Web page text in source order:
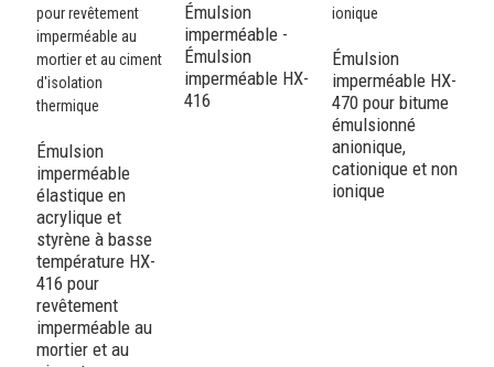
Émulsion
imperméable
élastique en
acrylique et
styrène à basse
température HX-
416 pour
revêtement
imperméable au
mortier et au
Émulsion
imperméable -
Émulsion
imperméable HX-
416
Émulsion
imperméable HX-
470 pour bitume
émulsionné
anionique,
cationique et non
ionique